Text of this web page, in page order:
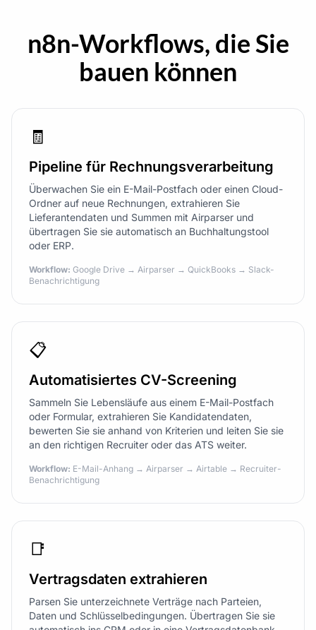
n8n-Workflows, die Sie
bauen können
🧾
Pipeline für Rechnungsverarbeitung
Überwachen Sie ein E-Mail-Postfach oder einen Cloud-
Ordner auf neue Rechnungen, extrahieren Sie
Lieferantendaten und Summen mit Airparser und
übertragen Sie sie automatisch an Buchhaltungstool
oder ERP.
Workflow: Google Drive → Airparser → QuickBooks → Slack-
Benachrichtigung
📋
Automatisiertes CV-Screening
Sammeln Sie Lebensläufe aus einem E-Mail-Postfach
oder Formular, extrahieren Sie Kandidatendaten,
bewerten Sie sie anhand von Kriterien und leiten Sie sie
an den richtigen Recruiter oder das ATS weiter.
Workflow: E-Mail-Anhang → Airparser → Airtable → Recruiter-
Benachrichtigung
📑
Vertragsdaten extrahieren
Parsen Sie unterzeichnete Verträge nach Parteien,
Daten und Schlüsselbedingungen. Übertragen Sie sie